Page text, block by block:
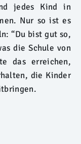
jedes Kind in
Nur so ist es
“Du bist gut so,
die Schule von
das erreichen,
die Kinder